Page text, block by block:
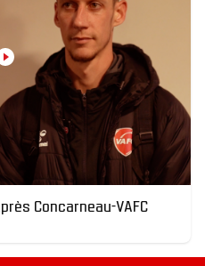
Concarneau-VAFC